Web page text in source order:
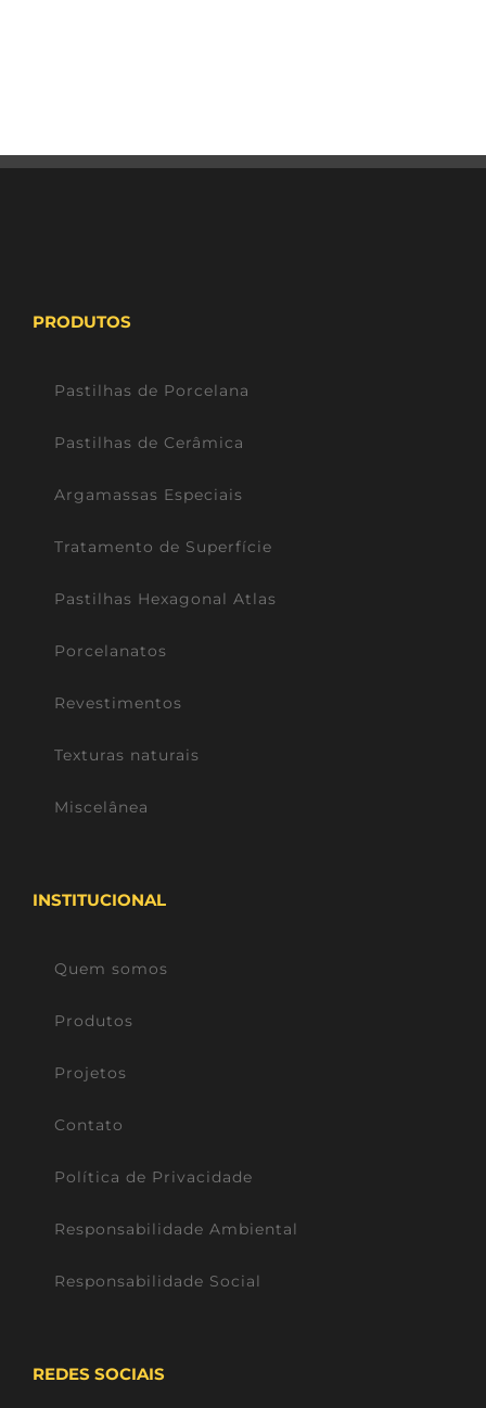
PRODUTOS
Pastilhas de Porcelana
Pastilhas de Cerâmica
Argamassas Especiais
Tratamento de Superfície
Pastilhas Hexagonal Atlas
Porcelanatos
Revestimentos
Texturas naturais
Miscelânea
INSTITUCIONAL
Quem somos
Produtos
Projetos
Contato
Política de Privacidade
Responsabilidade Ambiental
Responsabilidade Social
REDES SOCIAIS